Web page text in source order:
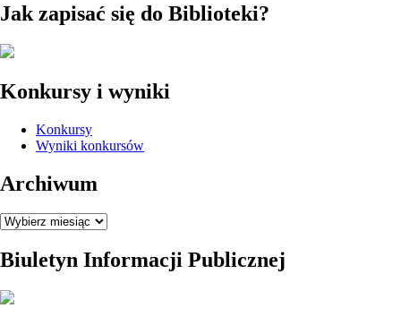
Jak zapisać się do Biblioteki?
Konkursy i wyniki
Konkursy
Wyniki konkursów
Archiwum
Archiwum
Biuletyn Informacji Publicznej